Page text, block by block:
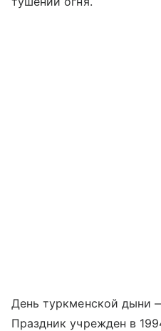
День туркменской дыни
Праздник учрежден в